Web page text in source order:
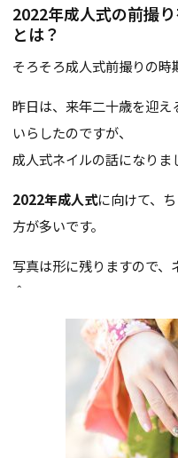
2022年成人式の前撮
とは？
そろそろ成人式前撮りの時
昨日は、来年二十歳を迎
いらしたのですが、
成人式ネイルの話になりま
2022年成人式に向けて、
方が多いです。
写真は形に残りますので、
＾